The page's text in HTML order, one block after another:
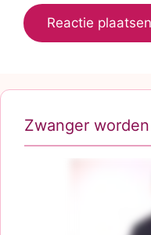
Zwanger